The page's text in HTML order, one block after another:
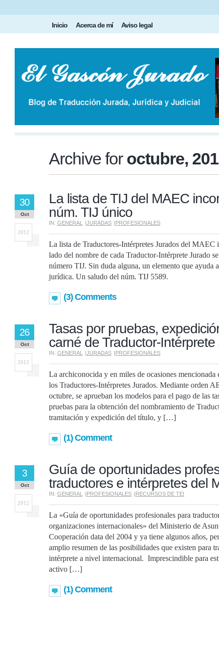
Inicio Acerca de mí Aviso legal
Archive for octubre,
La lista de TIJ del MAEC
núm. TIJ único
IN: GENERAL |JURADAS |PROFESIONALES
30
Oct
2012
La lista de Traductores-Intérpretes Jurados del MAEC
lado del nombre de cada Traductor-Intérprete Jurado
número TIJ. Sin duda alguna, un elemento que ayuda
jurídica. Un saludo del núm. TIJ 5589.
(3) Comments
Tasas por pruebas,
carné de Traductor-
IN: GENERAL |JURADAS |PROFESIONALES
26
Oct
2012
La archiconocida y en miles de ocasiones mencionada
los Traductores-Intérpretes Jurados. Mediante orden
octubre, se aprueban los modelos para el pago de las
pruebas para la obtención del nombramiento de
tramitación y expedición del título, y […]
(1) Comment
Guía de oportunidades
traductores e intérpretes del
IN: GENERAL |PROFESIONALES |RECURSOS DE TEI
3
Oct
2012
La «Guía de oportunidades profesionales para
organizaciones internacionales» del Ministerio de
Cooperación data del 2004 y ya tiene algunos años,
amplio resumen de las posibilidades que existen para
intérprete a nivel internacional. Imprescindible para
activo […]
(1) Comment